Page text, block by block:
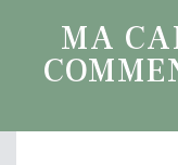
MA